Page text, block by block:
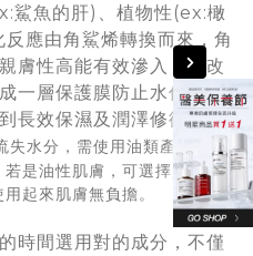
鯊魚的肝)、植物性(ex:橄
應由角鯊烯轉換而來，角
膚性高能有效滲入，並改
一層保護膜防止水份流
長效保濕及潤澤修復效
失水分，需使用油類產品將水
是油性肌膚，可選擇質地輕
起來肌膚無負擔。
時間選用對的成分，不僅